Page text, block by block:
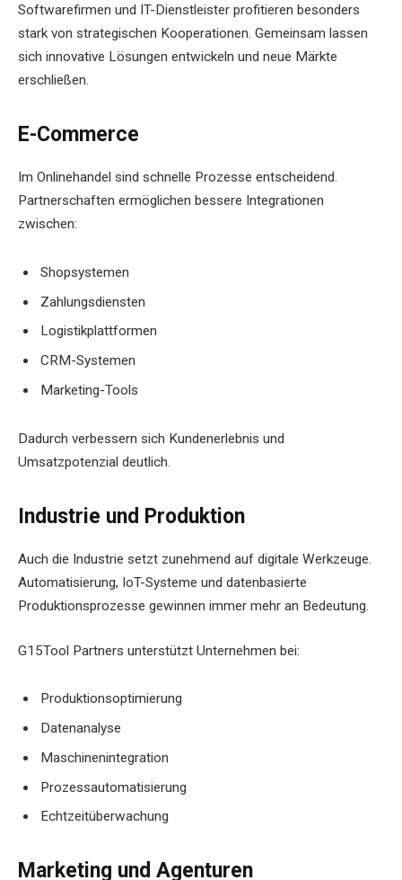
Softwarefirmen und IT-Dienstleister profitieren besonders
stark von strategischen Kooperationen. Gemeinsam lassen
sich innovative Lösungen entwickeln und neue Märkte
erschließen.
E-Commerce
Im Onlinehandel sind schnelle Prozesse entscheidend.
Partnerschaften ermöglichen bessere Integrationen
zwischen:
Shopsystemen
Zahlungsdiensten
Logistikplattformen
CRM-Systemen
Marketing-Tools
Dadurch verbessern sich Kundenerlebnis und
Umsatzpotenzial deutlich.
Industrie und Produktion
Auch die Industrie setzt zunehmend auf digitale Werkzeuge.
Automatisierung, IoT-Systeme und datenbasierte
Produktionsprozesse gewinnen immer mehr an Bedeutung.
G15Tool Partners unterstützt Unternehmen bei:
Produktionsoptimierung
Datenanalyse
Maschinenintegration
Prozessautomatisierung
Echtzeitüberwachung
Marketing und Agenturen